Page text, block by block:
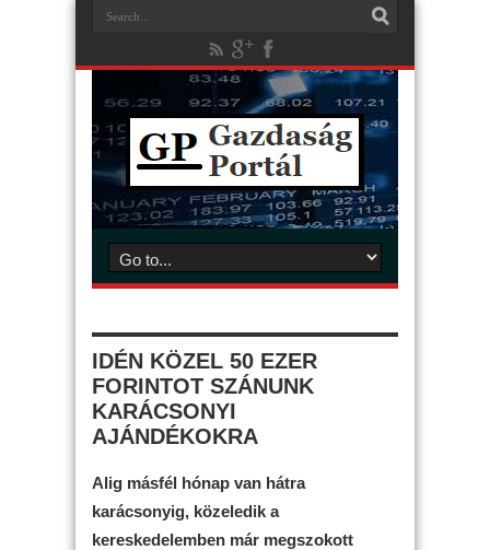
IDÉN KÖZEL 50 EZER
FORINTOT SZÁNUNK
KARÁCSONYI
AJÁNDÉKOKRA
Alig másfél hónap van hátra
karácsonyig, közeledik a
kereskedelemben már megszokott